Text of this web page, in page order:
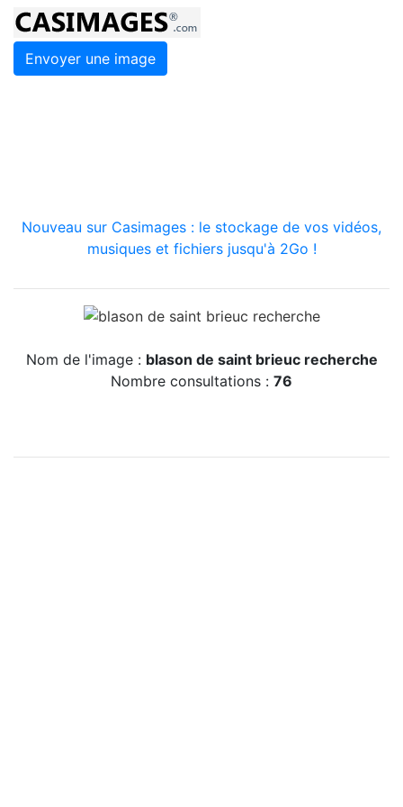
Envoyer une image
Nouveau sur Casimages : le stockage de vos vidéos,
musiques et fichiers jusqu'à 2Go !
Nom de l'image : blason de saint brieuc recherche
Nombre consultations : 76